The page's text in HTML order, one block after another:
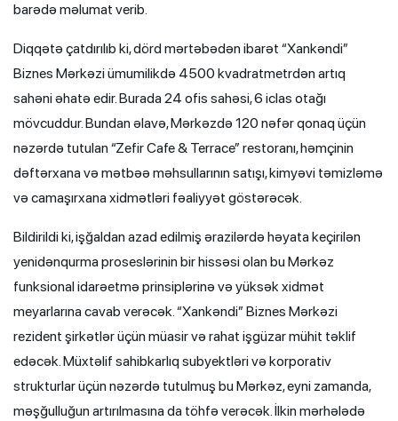
barədə məlumat verib.
Diqqətə çatdırılıb ki, dörd mərtəbədən ibarət “Xankəndi”
Biznes Mərkəzi ümumilikdə 4500 kvadratmetrdən artıq
sahəni əhatə edir. Burada 24 ofis sahəsi, 6 iclas otağı
mövcuddur. Bundan əlavə, Mərkəzdə 120 nəfər qonaq üçün
nəzərdə tutulan “Zefir Cafe & Terrace” restoranı, həmçinin
dəftərxana və mətbəə məhsullarının satışı, kimyəvi təmizləmə
və camaşırxana xidmətləri fəaliyyət göstərəcək.
Bildirildi ki, işğaldan azad edilmiş ərazilərdə həyata keçirilən
yenidənqurma proseslərinin bir hissəsi olan bu Mərkəz
funksional idarəetmə prinsiplərinə və yüksək xidmət
meyarlarına cavab verəcək. “Xankəndi” Biznes Mərkəzi
rezident şirkətlər üçün müasir və rahat işgüzar mühit təklif
edəcək. Müxtəlif sahibkarlıq subyektləri və korporativ
strukturlar üçün nəzərdə tutulmuş bu Mərkəz, eyni zamanda,
məşğulluğun artırılmasına da töhfə verəcək. İlkin mərhələdə